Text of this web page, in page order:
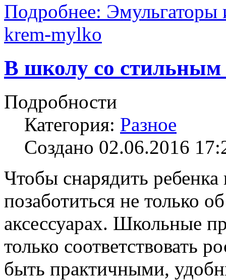
Подробнее: Эмульгаторы
krem-mylko
В школу со стильным
Подробности
Категория: Разное
Создано 02.06.2016
Чтобы снарядить
позаботиться не только
аксессуарах. Школьные
только соответствовать
быть практичными,